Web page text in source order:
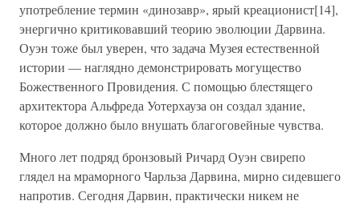
употребление термин «динозавр», ярый креационист[14],
энергично критиковавший теорию эволюции Дарвина.
Оуэн тоже был уверен, что задача Музея естественной
истории — наглядно демонстрировать могущество
Божественного Провидения. С помощью блестящего
архитектора Альфреда Уотерхауза он создал здание,
которое должно было внушать благоговейные чувства.
Много лет подряд бронзовый Ричард Оуэн свирепо
глядел на мраморного Чарльза Дарвина, мирно сидевшего
напротив. Сегодня Дарвин, практически никем не